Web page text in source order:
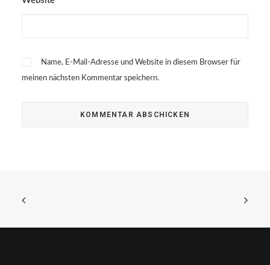
Name, E-Mail-Adresse und Website in diesem Browser für
meinen nächsten Kommentar speichern.